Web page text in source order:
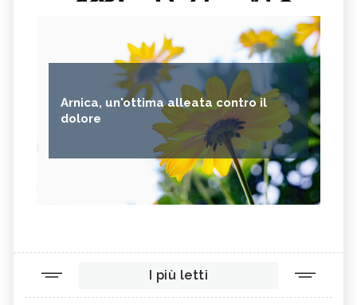
Arnica, un'ottima alleata contro il
dolore
I più letti